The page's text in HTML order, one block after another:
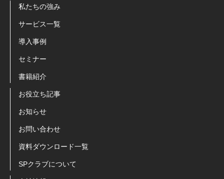
私たちの強み
サービス一覧
導入事例
セミナー
書籍紹介
お役立ち記事
お知らせ
お問い合わせ
資料ダウンロード一覧
SPクラブについて